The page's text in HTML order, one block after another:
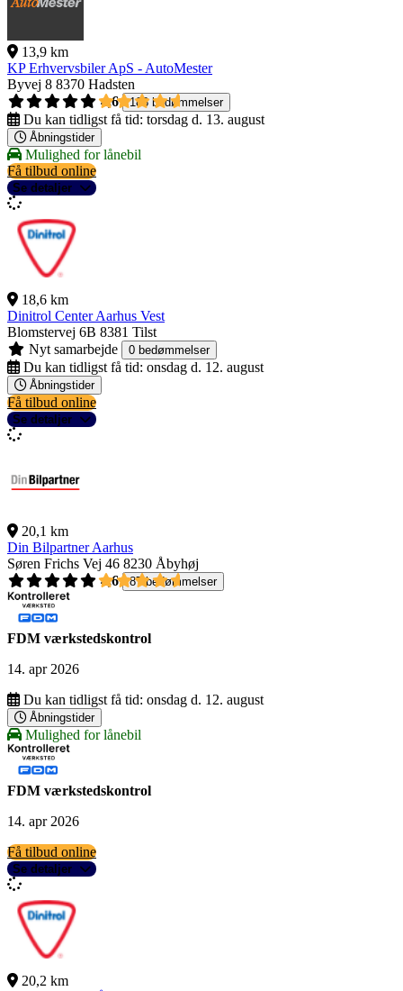
13,9 km
KP Erhvervsbiler ApS - AutoMester
Byvej 8 8370 Hadsten
4,6
188 bedømmelser
Du kan tidligst få tid: torsdag d. 13. august
Åbningstider
Mulighed for lånebil
Få tilbud online
Se detaljer
18,6 km
Dinitrol Center Aarhus Vest
Blomstervej 6B 8381 Tilst
Nyt samarbejde
0 bedømmelser
Du kan tidligst få tid: onsdag d. 12. august
Åbningstider
Få tilbud online
Se detaljer
20,1 km
Din Bilpartner Aarhus
Søren Frichs Vej 46 8230 Åbyhøj
4,6
87 bedømmelser
FDM værkstedskontrol
14. apr 2026
Du kan tidligst få tid: onsdag d. 12. august
Åbningstider
Mulighed for lånebil
FDM værkstedskontrol
14. apr 2026
Få tilbud online
Se detaljer
20,2 km